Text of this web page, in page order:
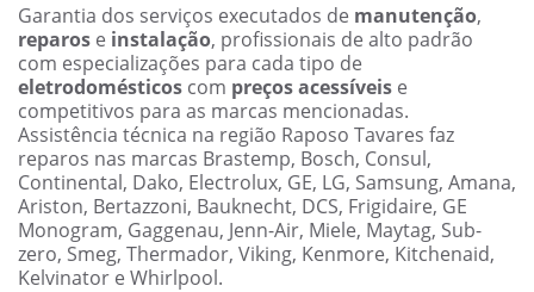
Garantia dos serviços executados de manutenção,
reparos e instalação, profissionais de alto padrão
com especializações para cada tipo de
eletrodomésticos com preços acessíveis e
competitivos para as marcas mencionadas.
Assistência técnica na região Raposo Tavares faz
reparos nas marcas Brastemp, Bosch, Consul,
Continental, Dako, Electrolux, GE, LG, Samsung, Amana,
Ariston, Bertazzoni, Bauknecht, DCS, Frigidaire, GE
Monogram, Gaggenau, Jenn-Air, Miele, Maytag, Sub-
zero, Smeg, Thermador, Viking, Kenmore, Kitchenaid,
Kelvinator e Whirlpool.